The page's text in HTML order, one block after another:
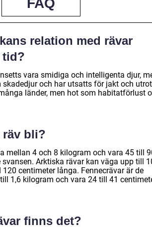
FAQ
relation med rävar
tid?
vara smidiga och intelligenta djur,
och har utsatts för jakt och
länder, men hot som habitatförlust
räv bli?
mellan 4 och 8 kilogram och vara 45 till
Arktiska rävar kan väga upp till
centimeter långa. Fennecrävar är de
1,6 kilogram och vara 24 till 41
finns det?